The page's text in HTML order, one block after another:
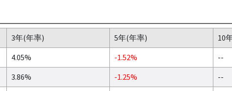
3年(年率) 5年(年率)
10
4.05% -1.52%
--
3.86% -1.25%
--